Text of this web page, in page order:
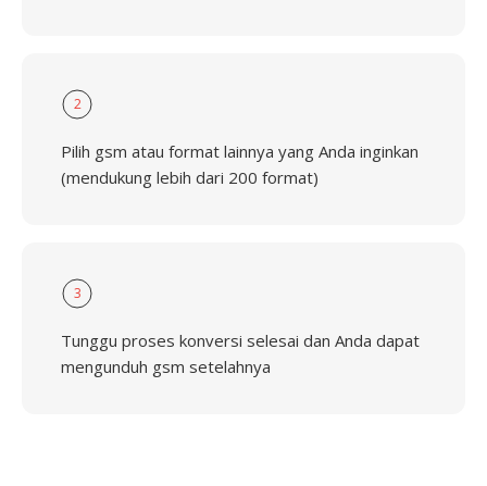
2
Pilih gsm atau format lainnya yang Anda inginkan
(mendukung lebih dari 200 format)
3
Tunggu proses konversi selesai dan Anda dapat
mengunduh gsm setelahnya